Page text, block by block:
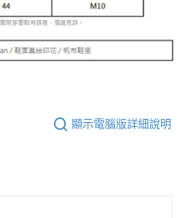
顯示電腦版詳細說明